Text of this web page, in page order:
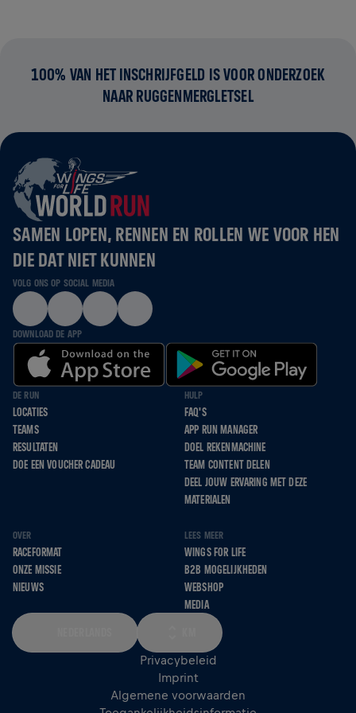
100% VAN HET INSCHRIJFGELD IS VOOR ONDERZOEK
NAAR RUGGENMERGLETSEL
SAMEN LOPEN, RENNEN EN ROLLEN WE VOOR HEN
DIE DAT NIET KUNNEN
VOLG ONS OP SOCIAL MEDIA
DOWNLOAD DE APP
DE RUN
LOCATIES
TEAMS
RESULTATEN
DOE EEN VOUCHER CADEAU
HULP
FAQ'S
APP RUN MANAGER
DOEL REKENMACHINE
TEAM CONTENT DELEN
DEEL JOUW ERVARING MET DEZE
MATERIALEN
OVER
RACEFORMAT
ONZE MISSIE
NIEUWS
LEES MEER
WINGS FOR LIFE
B2B MOGELIJKHEDEN
WEBSHOP
MEDIA
Privacybeleid
Imprint
Algemene voorwaarden